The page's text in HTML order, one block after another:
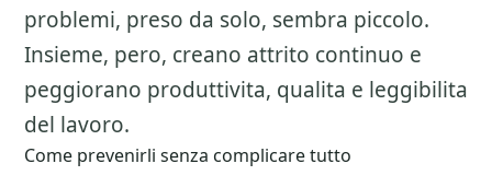
problemi, preso da solo, sembra piccolo.
Insieme, pero, creano attrito continuo e
peggiorano produttivita, qualita e leggibilita
del lavoro.
Come prevenirli senza complicare tutto